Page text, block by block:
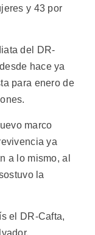
y 43 por
del DR-
hace ya
para enero de
marco
ya
a lo mismo, al
la
el DR-Cafta,